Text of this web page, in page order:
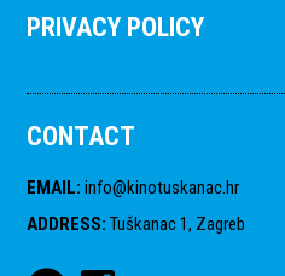
PRIVACY POLICY
CONTACT
EMAIL: info@kinotuskanac.hr
ADDRESS: Tuškanac 1, Zagreb